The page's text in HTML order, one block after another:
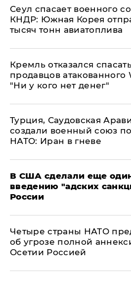
​Сеул спасает военного
КНДР: Южная Корея
тысяч тонн авиатоплива
Кремль отказался
продавцов атакованного
"Ни у кого нет денег"
Турция, Саудовская
создали военный союз
НАТО: Иран в гневе
В США сделали еще
введению "адских
России
Четыре страны НАТО
об угрозе полной
Осетии Россией